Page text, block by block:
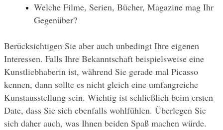
Welche Filme, Serien, Bücher, Magazine mag Ihr
Gegenüber?
Berücksichtigen Sie aber auch unbedingt Ihre eigenen
Interessen. Falls Ihre Bekanntschaft beispielsweise eine
Kunstliebhaberin ist, während Sie gerade mal Picasso
kennen, dann sollte es nicht gleich eine umfangreiche
Kunstausstellung sein. Wichtig ist schließlich beim ersten
Date, dass Sie sich ebenfalls wohlfühlen. Überlegen Sie
sich daher auch, was Ihnen beiden Spaß machen würde.